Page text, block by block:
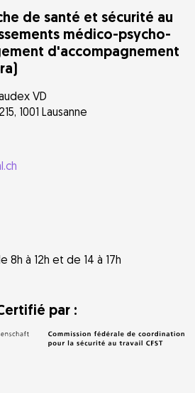
de santé et sécurité au
médico-psycho-
d'accompagnement
VD
1001 Lausanne
8h à 12h et de 14 à 17h
par :